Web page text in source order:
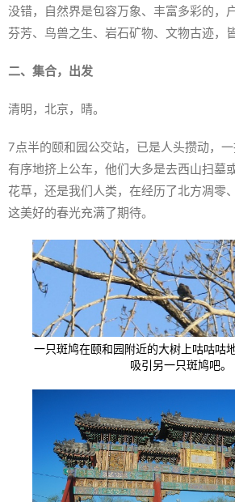
没错，自然界是包容万象、丰富多彩的，
芬芳、鸟兽之生、岩石矿物、文物古迹，
二、集合，出发
清明，北京，晴。
7点半的颐和园公交站，已是人头攒动，一
有序地挤上公车，他们大多是去西山扫墓
花草，还是我们人类，在经历了北方凋零
这美好的春光充满了期待。
一只斑鸠在颐和园附近的大树上咕咕咕
吸引另一只斑鸠吧。